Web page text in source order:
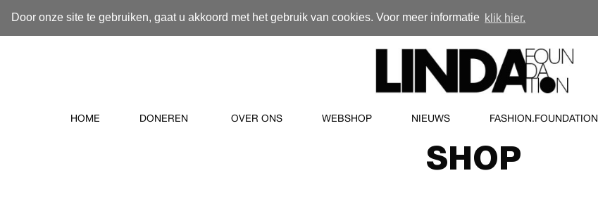
Door onze site te gebruiken, gaat u akkoord met het gebruik van cookies. Voor meer informatie klik hier.
HOME DONEREN OVER ONS WEBSHOP NIEUWS FASHION.FOUNDATION
SHOP